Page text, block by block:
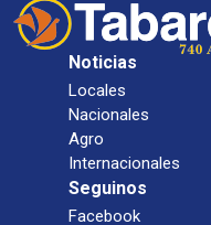
Noticias
Locales
Nacionales
Agro
Internacionales
Seguinos
Facebook